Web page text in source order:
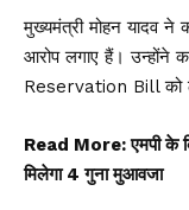
मुख्यमंत्री मोहन यादव ने
आरोप लगाए हैं। उन्होंने
Reservation Bill को
Read More:एमपी के
मिलेगा 4 गुना मुआवजा